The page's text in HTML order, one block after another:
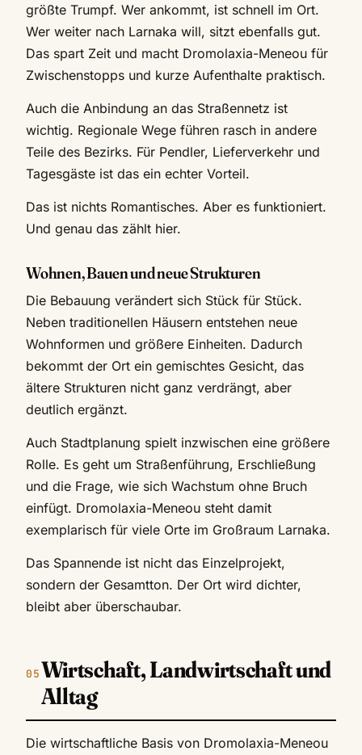
größte Trumpf. Wer ankommt, ist schnell im Ort.
Wer weiter nach Larnaka will, sitzt ebenfalls gut.
Das spart Zeit und macht Dromolaxia-Meneou für
Zwischenstopps und kurze Aufenthalte praktisch.
Auch die Anbindung an das Straßennetz ist
wichtig. Regionale Wege führen rasch in andere
Teile des Bezirks. Für Pendler, Lieferverkehr und
Tagesgäste ist das ein echter Vorteil.
Das ist nichts Romantisches. Aber es funktioniert.
Und genau das zählt hier.
Wohnen, Bauen und neue Strukturen
Die Bebauung verändert sich Stück für Stück.
Neben traditionellen Häusern entstehen neue
Wohnformen und größere Einheiten. Dadurch
bekommt der Ort ein gemischtes Gesicht, das
ältere Strukturen nicht ganz verdrängt, aber
deutlich ergänzt.
Auch Stadtplanung spielt inzwischen eine größere
Rolle. Es geht um Straßenführung, Erschließung
und die Frage, wie sich Wachstum ohne Bruch
einfügt. Dromolaxia-Meneou steht damit
exemplarisch für viele Orte im Großraum Larnaka.
Das Spannende ist nicht das Einzelprojekt,
sondern der Gesamtton. Der Ort wird dichter,
bleibt aber überschaubar.
Wirtschaft, Landwirtschaft und
Alltag
Die wirtschaftliche Basis von Dromolaxia-Meneou